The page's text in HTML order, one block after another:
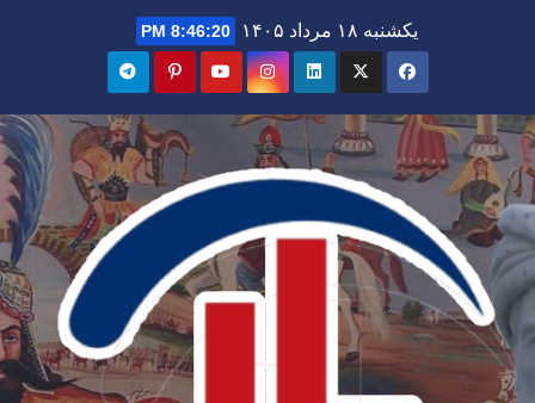
یکشنبه ۱۸ مرداد ۱۴۰۵ 8:46:21 PM